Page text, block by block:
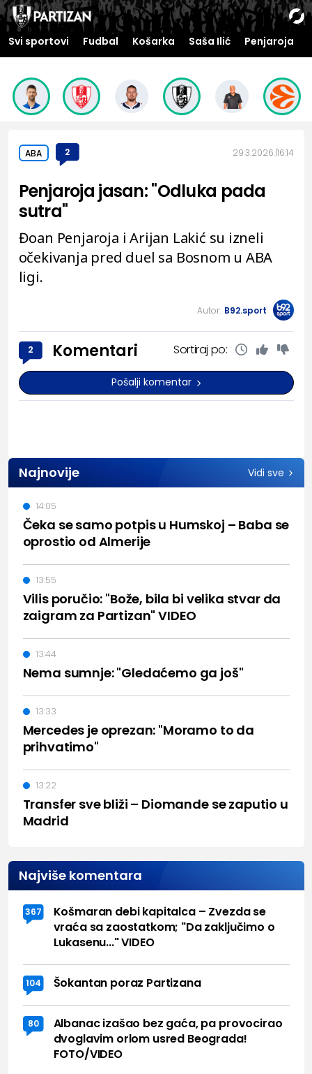
Svi sportovi Fudbal Košarka Saša Ilić Penjaroja
ABA 2 29.3.2026. 16:14
Penjaroja jasan: "Odluka pada
sutra"
Đoan Penjaroja i Arijan Lakić su izneli
očekivanja pred duel sa Bosnom u ABA
ligi.
Autor: B92.sport
2 Komentari Sortiraj po:
Pošalji komentar
Najnovije Vidi sve
Čeka se samo potpis u Humskoj – Baba se
oprostio od Almerije
14:05
Vilis poručio: "Bože, bila bi velika stvar da
zaigram za Partizan" VIDEO
13:55
Nema sumnje: "Gledaćemo ga još"
13:44
Mercedes je oprezan: "Moramo to da
prihvatimo"
13:33
Transfer sve bliži – Diomande se zaputio u
Madrid
13:22
Najviše komentara
367
Košmaran debi kapitalca – Zvezda se
vraća sa zaostatkom; "Da zaključimo o
Lukasenu..." VIDEO
104 Šokantan poraz Partizana
80
Albanac izašao bez gaća, pa provocirao
dvoglavim orlom usred Beograda!
FOTO/VIDEO